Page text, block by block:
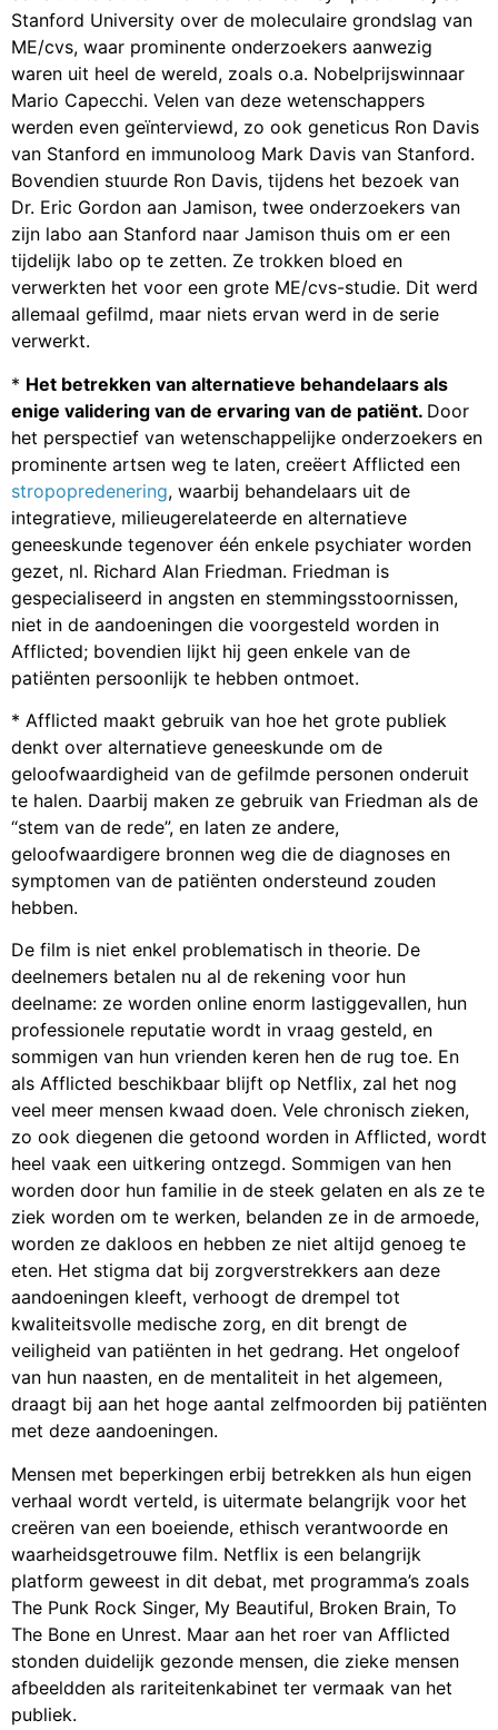
Stanford University over de moleculaire grondslag van
ME/cvs, waar prominente onderzoekers aanwezig
waren uit heel de wereld, zoals o.a. Nobelprijswinnaar
Mario Capecchi. Velen van deze wetenschappers
werden even geïnterviewd, zo ook geneticus Ron Davis
van Stanford en immunoloog Mark Davis van Stanford.
Bovendien stuurde Ron Davis, tijdens het bezoek van
Dr. Eric Gordon aan Jamison, twee onderzoekers van
zijn labo aan Stanford naar Jamison thuis om er een
tijdelijk labo op te zetten. Ze trokken bloed en
verwerkten het voor een grote ME/cvs-studie. Dit werd
allemaal gefilmd, maar niets ervan werd in de serie
verwerkt.
* Het betrekken van alternatieve behandelaars als
enige validering van de ervaring van de patiënt. Door
het perspectief van wetenschappelijke onderzoekers en
prominente artsen weg te laten, creëert Afflicted een
stropopredenering, waarbij behandelaars uit de
integratieve, milieugerelateerde en alternatieve
geneeskunde tegenover één enkele psychiater worden
gezet, nl. Richard Alan Friedman. Friedman is
gespecialiseerd in angsten en stemmingsstoornissen,
niet in de aandoeningen die voorgesteld worden in
Afflicted; bovendien lijkt hij geen enkele van de
patiënten persoonlijk te hebben ontmoet.
* Afflicted maakt gebruik van hoe het grote publiek
denkt over alternatieve geneeskunde om de
geloofwaardigheid van de gefilmde personen onderuit
te halen. Daarbij maken ze gebruik van Friedman als de
“stem van de rede”, en laten ze andere,
geloofwaardigere bronnen weg die de diagnoses en
symptomen van de patiënten ondersteund zouden
hebben.
De film is niet enkel problematisch in theorie. De
deelnemers betalen nu al de rekening voor hun
deelname: ze worden online enorm lastiggevallen, hun
professionele reputatie wordt in vraag gesteld, en
sommigen van hun vrienden keren hen de rug toe. En
als Afflicted beschikbaar blijft op Netflix, zal het nog
veel meer mensen kwaad doen. Vele chronisch zieken,
zo ook diegenen die getoond worden in Afflicted, wordt
heel vaak een uitkering ontzegd. Sommigen van hen
worden door hun familie in de steek gelaten en als ze te
ziek worden om te werken, belanden ze in de armoede,
worden ze dakloos en hebben ze niet altijd genoeg te
eten. Het stigma dat bij zorgverstrekkers aan deze
aandoeningen kleeft, verhoogt de drempel tot
kwaliteitsvolle medische zorg, en dit brengt de
veiligheid van patiënten in het gedrang. Het ongeloof
van hun naasten, en de mentaliteit in het algemeen,
draagt bij aan het hoge aantal zelfmoorden bij patiënten
met deze aandoeningen.
Mensen met beperkingen erbij betrekken als hun eigen
verhaal wordt verteld, is uitermate belangrijk voor het
creëren van een boeiende, ethisch verantwoorde en
waarheidsgetrouwe film. Netflix is een belangrijk
platform geweest in dit debat, met programma’s zoals
The Punk Rock Singer, My Beautiful, Broken Brain, To
The Bone en Unrest. Maar aan het roer van Afflicted
stonden duidelijk gezonde mensen, die zieke mensen
afbeeldden als rariteitenkabinet ter vermaak van het
publiek.